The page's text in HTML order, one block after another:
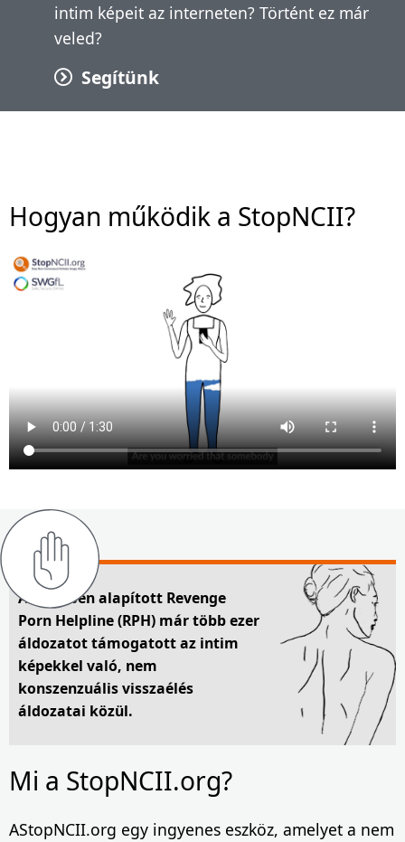
intim képeit az interneten? Történt ez már
veled?
Segítünk
Hogyan működik a StopNCII?
A 2015-ben alapított Revenge
Porn Helpline (RPH) már több ezer
áldozatot támogatott az intim
képekkel való, nem
konszenzuális visszaélés
áldozatai közül.
Mi a StopNCII.org?
AStopNCII.org egy ingyenes eszköz, amelyet a nem